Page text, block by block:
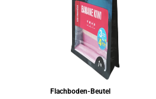
Flachboden-Beutel